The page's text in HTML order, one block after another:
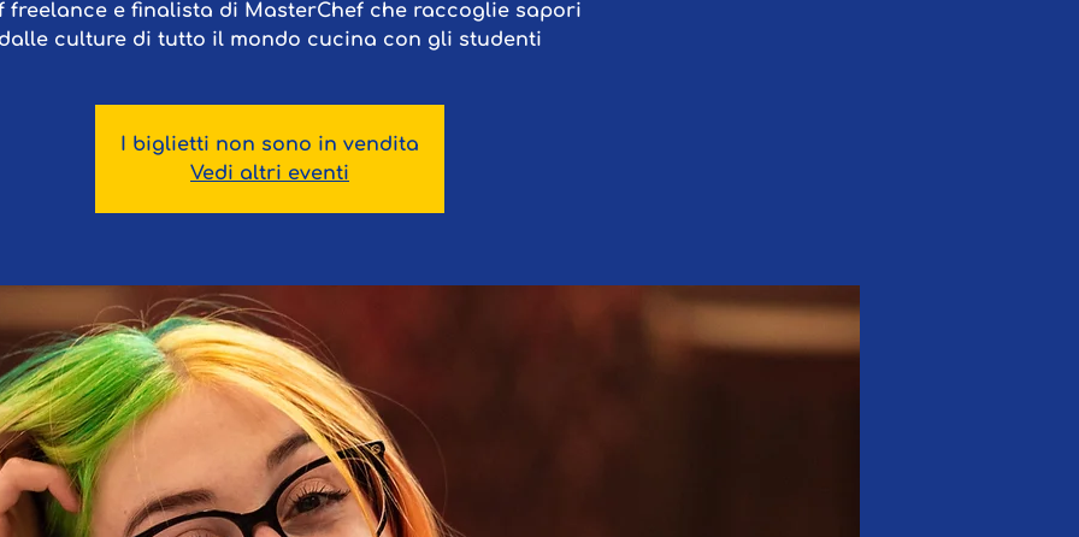
freelance e finalista di MasterChef che raccoglie sapori
culture di tutto il mondo cucina con gli studenti
I biglietti non sono in vendita
Vedi altri eventi